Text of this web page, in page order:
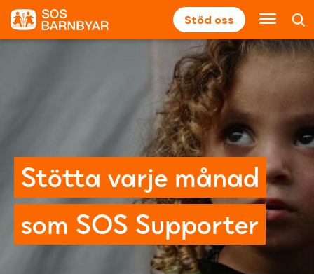
Stöd oss
Stötta varje månad
som SOS Supporter